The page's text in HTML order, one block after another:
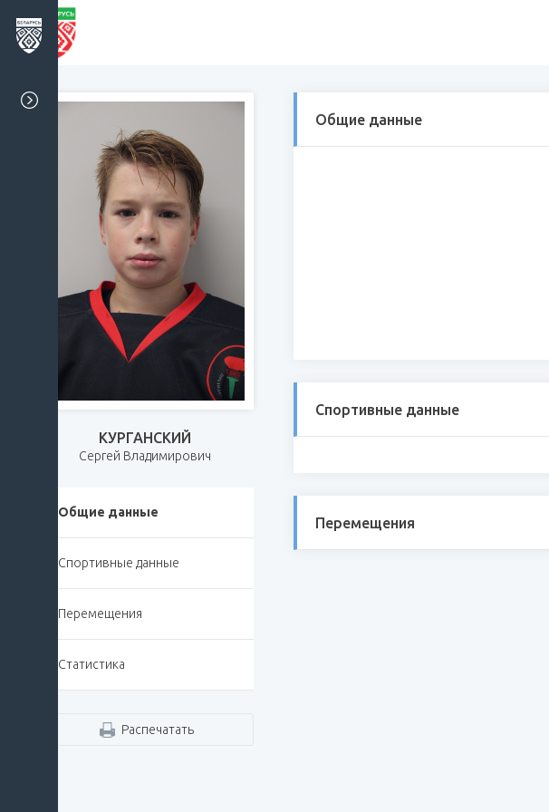
КУРГАНСКИЙ
Сергей Владимирович
Общие данные
Спортивные данные
Перемещения
Статистика
Распечатать
Общие данные
Спортивные данные
Перемещения